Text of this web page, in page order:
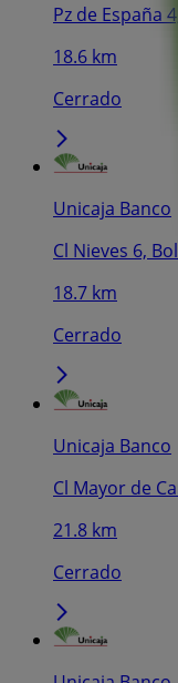
Pz de España
18.6 km
Cerrado
Unicaja Banco
Cl Nieves 6,
18.7 km
Cerrado
Unicaja Banco
Cl Mayor de
21.8 km
Cerrado